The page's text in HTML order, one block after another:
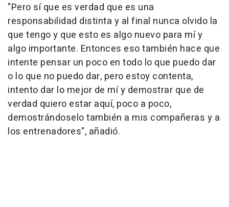
"Pero sí que es verdad que es una
responsabilidad distinta y al final nunca olvido la
que tengo y que esto es algo nuevo para mí y
algo importante. Entonces eso también hace que
intente pensar un poco en todo lo que puedo dar
o lo que no puedo dar, pero estoy contenta,
intento dar lo mejor de mí y demostrar que de
verdad quiero estar aquí, poco a poco,
demostrándoselo también a mis compañeras y a
los entrenadores", añadió.